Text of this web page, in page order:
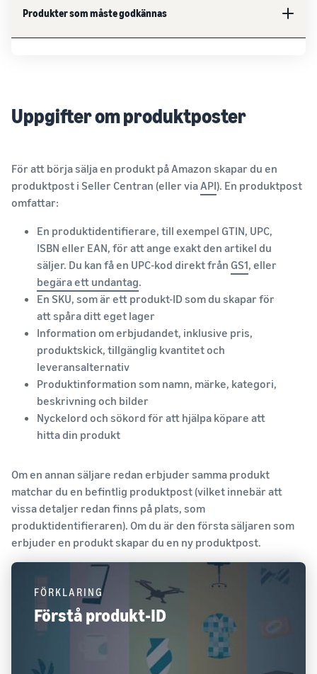
Produkter som måste godkännas
Uppgifter om produktposter
För att börja sälja en produkt på Amazon skapar du en
produktpost i Seller Centran (eller viaAPI). En produktpost
omfattar:
En produktidentifierare, till exempel GTIN, UPC,
ISBN eller EAN, för att ange exakt den artikel du
säljer. Du kan få en UPC-kod direkt från GS1, eller
begära ett undantag.
En SKU, som är ett produkt-ID som du skapar för
att spåra ditt eget lager
Information om erbjudandet, inklusive pris,
produktskick, tillgänglig kvantitet och
leveransalternativ
Produktinformation som namn, märke, kategori,
beskrivning och bilder
Nyckelord och sökord för att hjälpa köpare att
hitta din produkt
Om en annan säljare redan erbjuder samma produkt
matchar du en befintlig produktpost (vilket innebär att
vissa detaljer redan finns på plats, som
produktidentifieraren). Om du är den första säljaren som
erbjuder en produkt skapar du en ny produktpost.
FÖRKLARING
Förstå produkt-ID